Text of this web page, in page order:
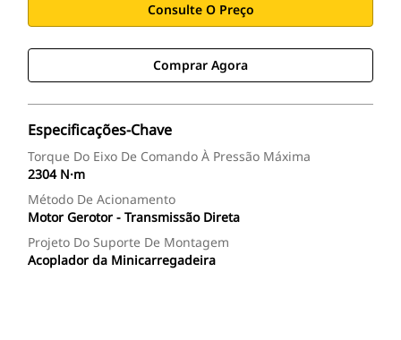
Consulte O Preço
Comprar Agora
Especificações-Chave
Torque Do Eixo De Comando À Pressão Máxima
2304 N·m
Método De Acionamento
Motor Gerotor - Transmissão Direta
Projeto Do Suporte De Montagem
Acoplador da Minicarregadeira